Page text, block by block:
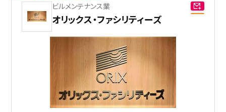
ビルメンテナンス業
オリックス・ファシリティーズ